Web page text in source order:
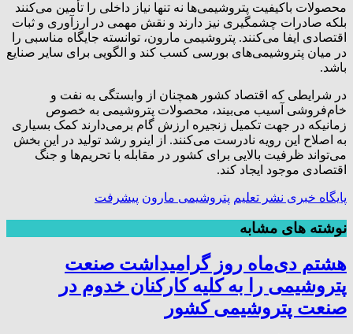
محصولات باکیفیت پتروشیمی‌ها نه تنها نیاز داخلی را تأمین می‌کنند
بلکه صادرات چشمگیری نیز دارند و نقش مهمی در ارزآوری و ثبات
اقتصادی ایفا می‌کنند. پتروشیمی مارون، توانسته جایگاه مناسبی را
در میان پتروشیمی‌های بورسی کسب کند و الگویی برای سایر صنایع
باشد.
در شرایطی که اقتصاد کشور همچنان از وابستگی به نفت و
خام‌فروشی آسیب می‌بیند، محصولات پتروشیمی‌ به خصوص
زمانیکه در جهت تکمیل زنجیره ارزش گام برمی‌دارند کمک بسیاری
به اصلاح این رویه نادرست می‌کنند. از اینرو رشد تولید در این بخش
می‌تواند ظرفیت بالایی برای کشور در مقابله با تحریم‌ها و جنگ
اقتصادی موجود ایجاد کند.
پایگاه خبری نشر تعلیم پتروشیمی مارون پیشرفت
نوشته های مشابه
هشتم دی‌ماه روز گرامیداشت صنعت
پتروشیمی را به کلیه کارکنان خدوم در
صنعت پتروشیمی کشور